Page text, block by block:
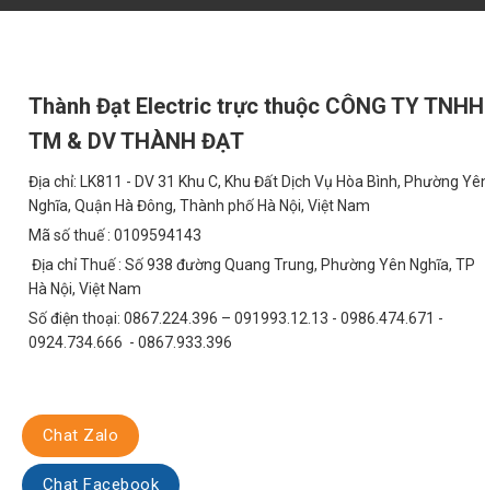
Đường Liên Thôn và Đường Giao Thông
TDL-NOKIN là giải pháp chiếu sáng lý tưởng cho các tuyến
nhiều khó khăn và chi phí cao. Đèn cung cấp ánh sáng ổn định
Khu Đô Thị và Khu Dân Cư
Đèn năng lượng mặt trời có thể được sử dụng để chiếu sáng
thị và khu dân cư. Thiết kế hiện đại và thẩm mỹ của đèn góp
Bãi Đậu Xe và Khu Công Nghiệp
TDL-NOKIN cung cấp ánh sáng mạnh mẽ và đồng đều, đảm
chống nước và chống bụi của đèn giúp sản phẩm hoạt động ổn
Đèn năng lượng mặt trời còn có thể được sử dụng trong các
trình xây dựng và các sự kiện ngoài trời.
Thành Đạt Electric trực thuộc CÔNG TY TNHH
TM & DV THÀNH ĐẠT
Địa chỉ: LK811 - DV 31 Khu C, Khu Đất Dịch Vụ Hòa Bình, Phường
Nghĩa, Quận Hà Đông, Thành phố Hà Nội, Việt Nam
Mã số thuế : 0109594143
Địa chỉ Thuế : Số 938 đường Quang Trung, Phường Yên Nghĩa, TP
Hà Nội, Việt Nam
Số điện thoại: 0867.224.396 – 091993.12.13 - 0986.474.671 -
0924.734.666 - 0867.933.396
Chat Zalo
Chat Facebook